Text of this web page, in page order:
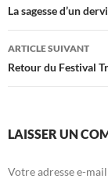
des
articles
La sagesse d’un
ARTICLE SUIVANT
Retour du Festival
LAISSER UN
Votre adresse e-